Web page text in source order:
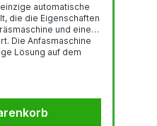
automatische
die die Eigenschaften
und einer
Die Anfasmaschine
Lösung auf dem
der Lage,
ohne Aufwand für
unserer CHP-60G
um bei der